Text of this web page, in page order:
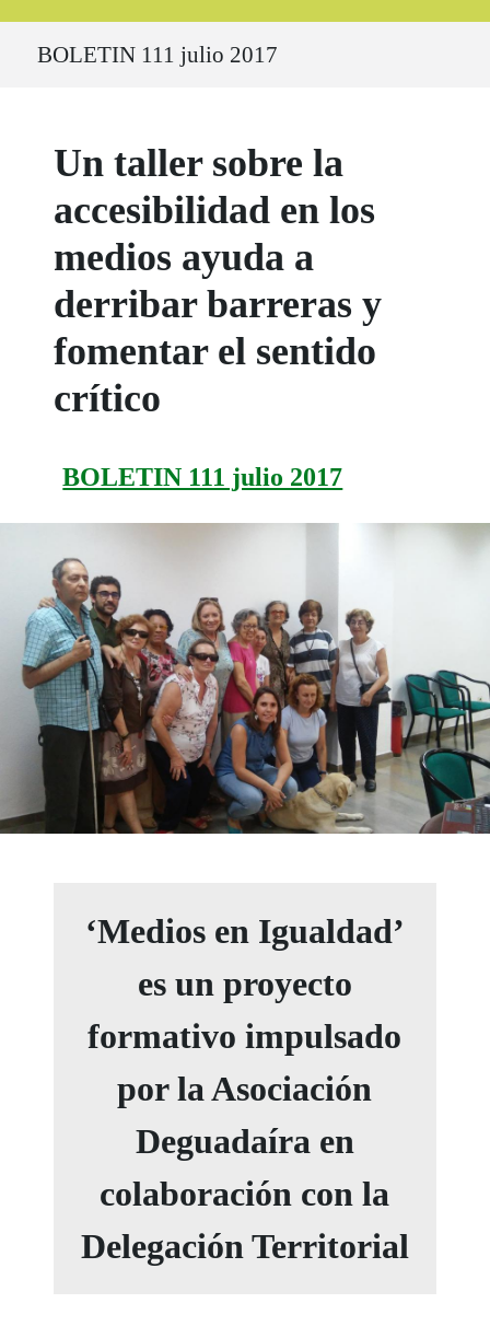
BOLETIN 111 julio 2017
Un taller sobre la
accesibilidad en los
medios ayuda a
derribar barreras y
fomentar el sentido
crítico
BOLETIN 111 julio 2017
‘Medios en Igualdad’
es un proyecto
formativo impulsado
por la Asociación
Deguadaíra en
colaboración con la
Delegación Territorial